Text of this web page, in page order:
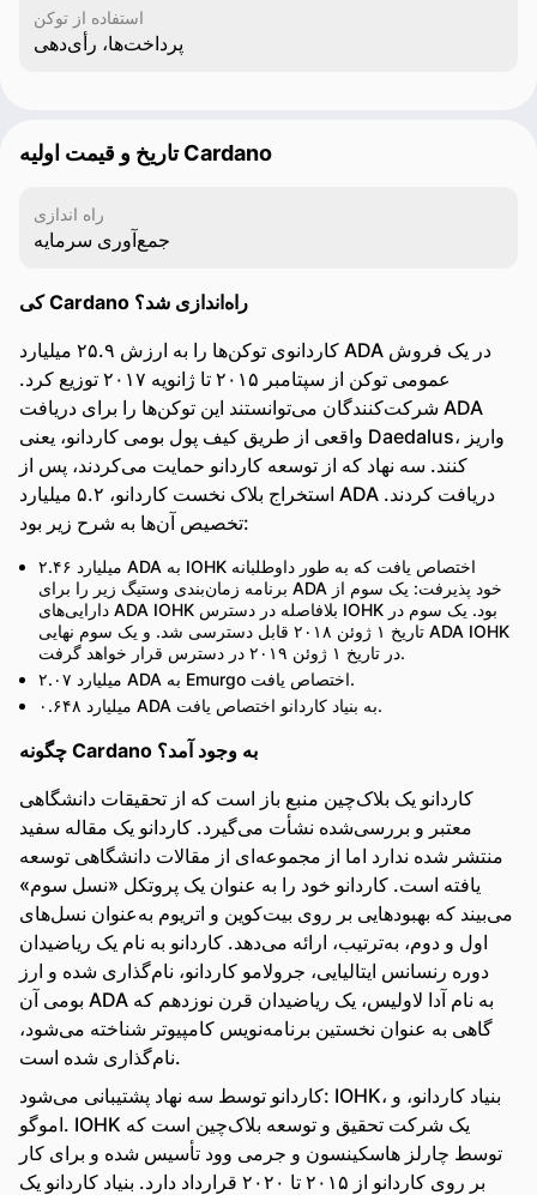
استفاده از توکن
پرداخت‌ها، رأی‌دهی
تاریخ و قیمت اولیه Cardano
راه اندازی
جمع‌آوری سرمایه
کی Cardano راه‌اندازی شد؟
کاردانوی توکن‌ها را به ارزش ۲۵.۹ میلیارد ADA در یک فروش
عمومی توکن از سپتامبر ۲۰۱۵ تا ژانویه ۲۰۱۷ توزیع کرد.
شرکت‌کنندگان می‌توانستند این توکن‌ها را برای دریافت ADA
واقعی از طریق کیف پول بومی کاردانو، یعنی Daedalus، واریز
کنند. سه نهاد که از توسعه کاردانو حمایت می‌کردند، پس از
استخراج بلاک نخست کاردانو، ۵.۲ میلیارد ADA دریافت کردند.
تخصیص آن‌ها به شرح زیر بود:
۲.۴۶ میلیارد ADA به IOHK اختصاص یافت که به طور داوطلبانه
برنامه زمان‌بندی وستیگ زیر را برای ADA خود پذیرفت: یک سوم از
دارایی‌های ADA IOHK بلافاصله در دسترس IOHK بود. یک سوم در
تاریخ ۱ ژوئن ۲۰۱۸ قابل دسترسی شد. و یک سوم نهایی ADA IOHK
در تاریخ ۱ ژوئن ۲۰۱۹ در دسترس قرار خواهد گرفت.
۲.۰۷ میلیارد ADA به Emurgo اختصاص یافت.
۰.۶۴۸ میلیارد ADA به بنیاد کاردانو اختصاص یافت.
چگونه Cardano به وجود آمد؟
کاردانو یک بلاک‌چین منبع باز است که از تحقیقات دانشگاهی
معتبر و بررسی‌شده نشأت می‌گیرد. کاردانو یک مقاله سفید
منتشر شده ندارد اما از مجموعه‌ای از مقالات دانشگاهی توسعه
یافته است. کاردانو خود را به عنوان یک پروتکل «نسل سوم»
می‌بیند که بهبودهایی بر روی بیت‌کوین و اتریوم به‌عنوان نسل‌های
اول و دوم، به‌ترتیب، ارائه می‌دهد. کاردانو به نام یک ریاضیدان
دوره رنسانس ایتالیایی، جرولامو کاردانو، نام‌گذاری شده و ارز
بومی آن ADA به نام آدا لاولیس، یک ریاضیدان قرن نوزدهم که
گاهی به عنوان نخستین برنامه‌نویس کامپیوتر شناخته می‌شود،
نام‌گذاری شده است.
کاردانو توسط سه نهاد پشتیبانی می‌شود: IOHK، بنیاد کاردانو، و
اموگو. IOHK یک شرکت تحقیق و توسعه بلاک‌چین است که
توسط چارلز هاسکینسون و جرمی وود تأسیس شده و برای کار
بر روی کاردانو از ۲۰۱۵ تا ۲۰۲۰ قرارداد دارد. بنیاد کاردانو یک